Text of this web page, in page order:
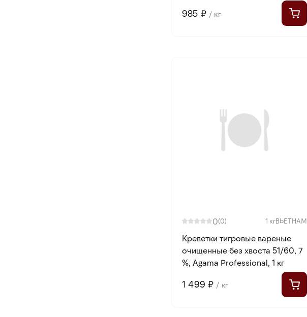
985 ₽ / кг
0(0) 1 кгВЬЕТНАМ
Креветки тигровые вареные
очищенные без хвоста 51/60, 7
%, Agama Professional, 1 кг
1 499 ₽ / кг